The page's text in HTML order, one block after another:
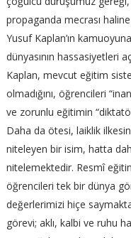
propaganda mecrası
Yusuf Kaplan’ın
dünyasının hassasiyetleri
Kaplan, mevcut eğitim
olmadığını, öğrencileri
ve zorunlu eğitimin
Daha da ötesi, laiklik
niteleyen bir isim, hatta
nitelemektedir. Resmî
öğrencileri tek bir dünya
değerlerimizi hiçe
görevi; aklı, kalbi ve ruhu